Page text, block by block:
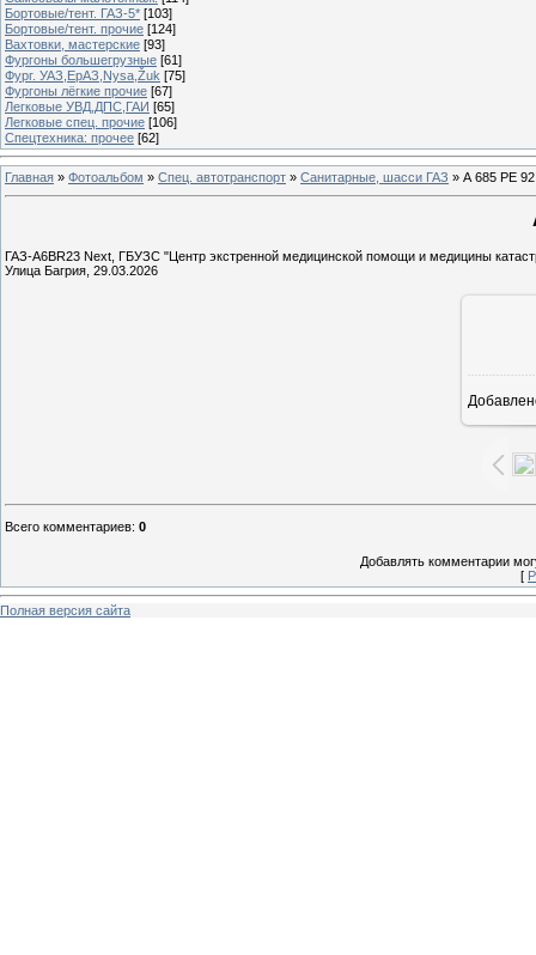
Бортовые/тент. ГАЗ-5* [103]
Бортовые/тент. прочие [124]
Вахтовки, мастерские [93]
Фургоны большегрузные [61]
Фург. УАЗ,ЕрАЗ,Nysa,Žuk [75]
Фургоны лёгкие прочие [67]
Легковые УВД,ДПС,ГАИ [65]
Легковые спец. прочие [106]
Спецтехника: прочее [62]
Главная » Фотоальбом » Спец. автотранспорт » Санитарные, шасси ГАЗ » А 685 РЕ 92
ГАЗ-А6BR23 Next, ГБУЗС "Центр экстренной медицинской помощи и медицины
Улица Багрия, 29.03.2026
Всего комментариев: 0
Добавлять комментарии
[
Полная версия сайта